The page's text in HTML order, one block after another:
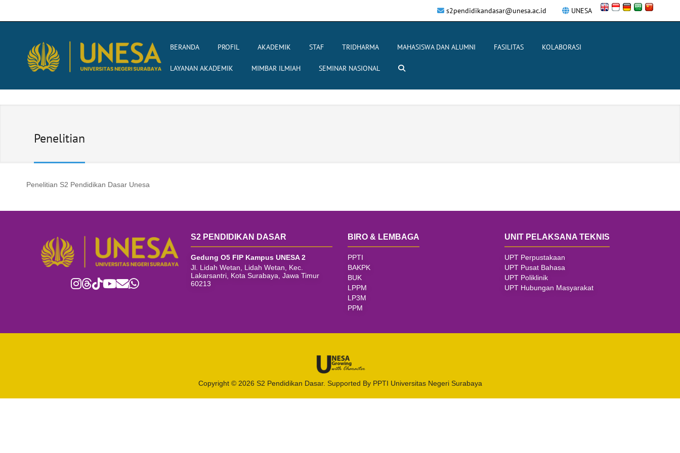
UNESA
s2pendidikandasar@unesa.ac.id
BERANDA PROFIL AKADEMIK STAF TRIDHARMA MAHASISWA DAN ALUMNI FASILITAS KOLABORASI
LAYANAN AKADEMIK MIMBAR ILMIAH SEMINAR NASIONAL
Penelitian
Penelitian S2 Pendidikan Dasar Unesa
S2 PENDIDIKAN DASAR
Gedung O5 FIP Kampus UNESA 2
Jl. Lidah Wetan, Lidah Wetan, Kec.
Lakarsantri, Kota Surabaya, Jawa Timur
60213
BIRO & LEMBAGA
PPTI
BAKPK
BUK
LPPM
LP3M
PPM
UNIT PELAKSANA TEKNIS
UPT Perpustakaan
UPT Pusat Bahasa
UPT Poliklinik
UPT Hubungan Masyarakat
Copyright © 2026 S2 Pendidikan Dasar. Supported By PPTI Universitas Negeri Surabaya